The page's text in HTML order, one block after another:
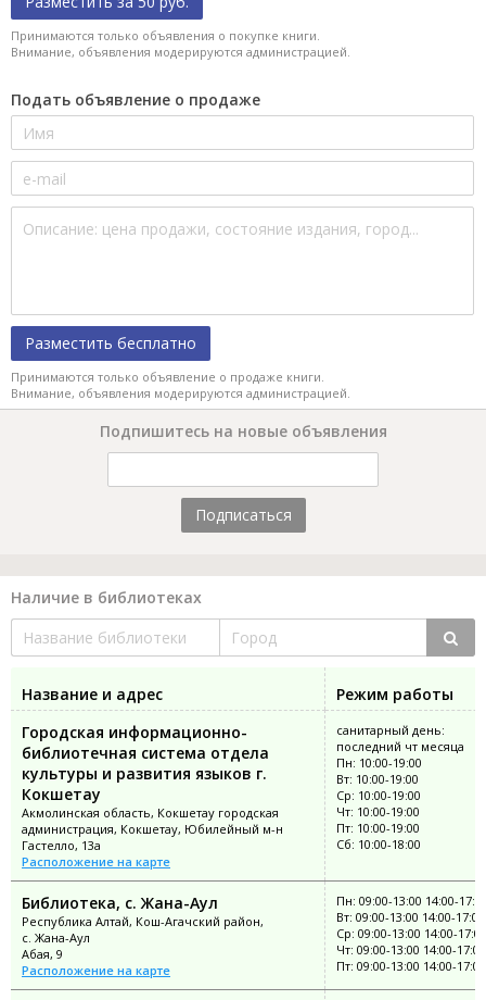
Принимаются только объявления о покупке книги.
Внимание, объявления модерируются администрацией.
Подать объявление о продаже
Разместить бесплатно
Принимаются только объявление о продаже книги.
Внимание, объявления модерируются администрацией.
Подпишитесь на новые объявления
Подписаться
Наличие в библиотеках
Название и адрес
Режим работы
Городская информационно-
библиотечная система отдела
культуры и развития языков г.
Кокшетау
Акмолинская область, Кокшетау городская
администрация, Кокшетау, Юбилейный м-н
Гастелло, 13а
Расположение на карте
санитарный день:
последний чт месяца
Пн: 10:00-19:00
Вт: 10:00-19:00
Ср: 10:00-19:00
Чт: 10:00-19:00
Пт: 10:00-19:00
Сб: 10:00-18:00
Библиотека, с. Жана-Аул
Республика Алтай, Кош-Агачский район,
с. Жана-Аул
Абая, 9
Расположение на карте
Пн: 09:00-13:00 14:00-
Вт: 09:00-13:00 14:00-17:00
Ср: 09:00-13:00 14:00-17:00
Чт: 09:00-13:00 14:00-17:00
Пт: 09:00-13:00 14:00-17:00